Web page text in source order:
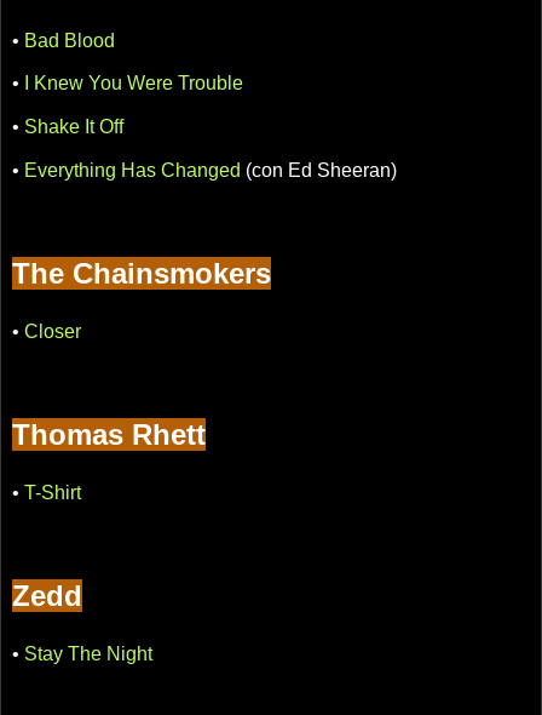
• Bad Blood
• I Knew You Were Trouble
• Shake It Off
• Everything Has Changed (con Ed Sheeran)
The Chainsmokers
• Closer
Thomas Rhett
• T-Shirt
Zedd
• Stay The Night